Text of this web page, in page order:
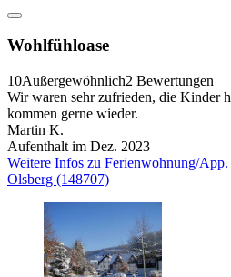
Wohlfühloase
10Außergewöhnlich2 Bewertungen
Wir waren sehr zufrieden, die Kinder
kommen gerne wieder.
Martin K.
Aufenthalt im Dez. 2023
Weitere Infos zu Ferienwohnung/
Olsberg (148707)